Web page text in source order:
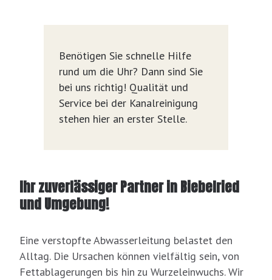
Benötigen Sie schnelle Hilfe
rund um die Uhr? Dann sind Sie
bei uns richtig! Qualität und
Service bei der Kanalreinigung
stehen hier an erster Stelle.
Ihr zuverlässiger Partner in Biebelried
und Umgebung!
Eine verstopfte Abwasserleitung belastet den
Alltag. Die Ursachen können vielfältig sein, von
Fettablagerungen bis hin zu Wurzeleinwuchs. Wir